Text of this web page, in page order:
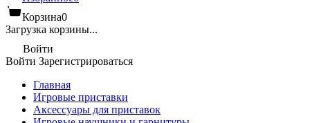
Корзина0
Загрузка корзины...
Войти
Войти Зарегистрироваться
Главная
Игровые приставки
Аксессуары для приставок